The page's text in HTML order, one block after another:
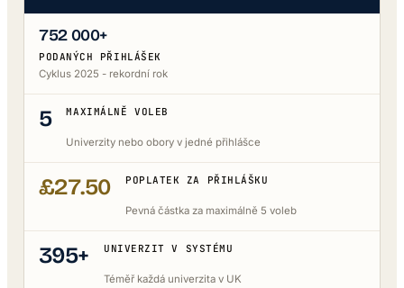
752 000+
PODANÝCH PŘIHLÁŠEK
Cyklus 2025 - rekordní rok
5 MAXIMÁLNĚ VOLEB
Univerzity nebo obory v jedné přihlášce
£27.50 POPLATEK ZA PŘIHLÁŠKU
Pevná částka za maximálně 5 voleb
395+ UNIVERZIT V SYSTÉMU
Téměř každá univerzita v UK